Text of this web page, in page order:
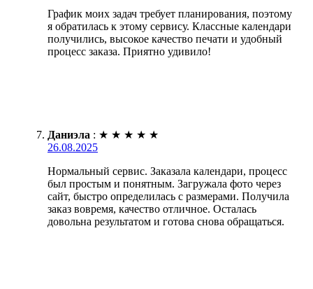
График моих задач требует планирования, поэтому
я обратилась к этому сервису. Классные календари
получились, высокое качество печати и удобный
процесс заказа. Приятно удивило!
Даниэла : ★ ★ ★ ★ ★
26.08.2025
Нормальный сервис. Заказала календари, процесс
был простым и понятным. Загружала фото через
сайт, быстро определилась с размерами. Получила
заказ вовремя, качество отличное. Осталась
довольна результатом и готова снова обращаться.